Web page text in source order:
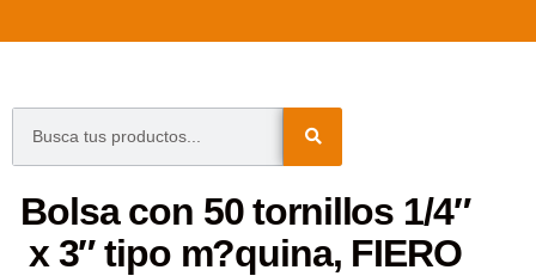
Bolsa con 50 tornillos 1/4″
x 3″ tipo m?quina, FIERO